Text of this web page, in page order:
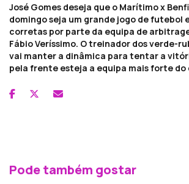
José Gomes deseja que o Marítimo x
domingo seja um grande jogo de futebol
corretas por parte da equipa de
Fábio Veríssimo. O treinador dos verde-
vai manter a dinâmica para tentar a
pela frente esteja a equipa mais forte
Pode também gostar